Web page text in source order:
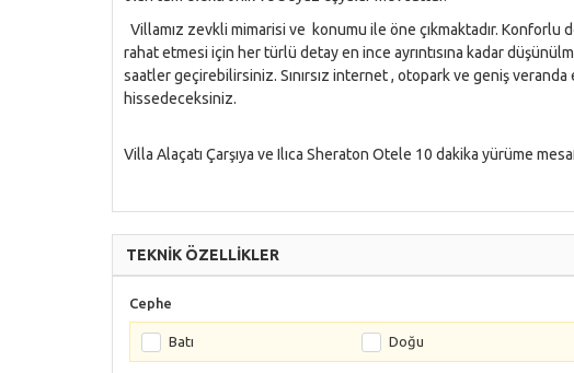
Villamız zevkli mimarisi ve konumu ile öne çıkmaktadır.
rahat etmesi için her türlü detay en ince ayrıntısına kadar
saatler geçirebilirsiniz. Sınırsız internet , otopark ve geniş
hissedeceksiniz.
Villa Alaçatı Çarşıya ve Ilıca Sheraton Otele 10 dakika yürüme
TEKNİK ÖZELLİKLER
Cephe
Batı Doğu